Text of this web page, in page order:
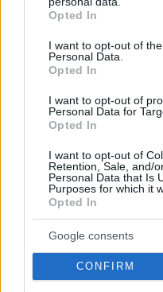
grant or deny consent to
use your data for below
consent section.
Opted In
I want to opt-out of
Personal Data.
Opted In
I want to opt-out of
Personal Data for
Opted In
I want to opt-out of
Retention, Sale, and/
Personal Data that Is
Purposes for which it
Opted In
Google consents
CONFIRM
για δολοφονίες μελών
Mafia, κατηγορείται και για
εκτέλεση με 97 σφαίρες
Ζαμπούνη
07.08.2026, 10:33
Οργή στο Περού για το
σεξουαλικής επίθεσης
26χρονη τραγουδίστρια:
θα το ξεπεράσεις» της
μπάντα της
07.08.2026, 07:16